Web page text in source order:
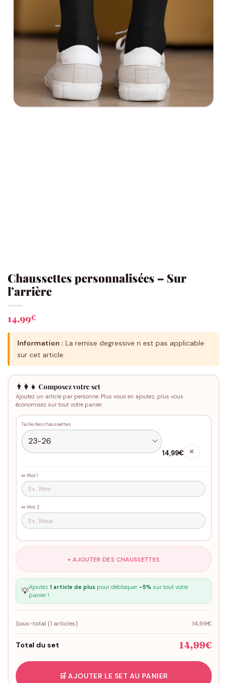
Chaussettes personnalisées – Sur
l’arrière
14,99€
Information : La remise degressive n est pas applicable
sur cet article.
👨‍👩‍👧 Composez votre set
Ajoutez un article par personne. Plus vous en ajoutez, plus vous
économisez sur tout votre panier.
Taille des chaussettes
14,99€ ✕
✏️ Mot 1
✏️ Mot 2
+ AJOUTER DES CHAUSSETTES
💡Ajoutez 1 article de pluspour débloquer -5% sur tout votre
panier !
Sous-total (1 articles) 14,99€
Total du set 14,99€
🛒 AJOUTER LE SET AU PANIER